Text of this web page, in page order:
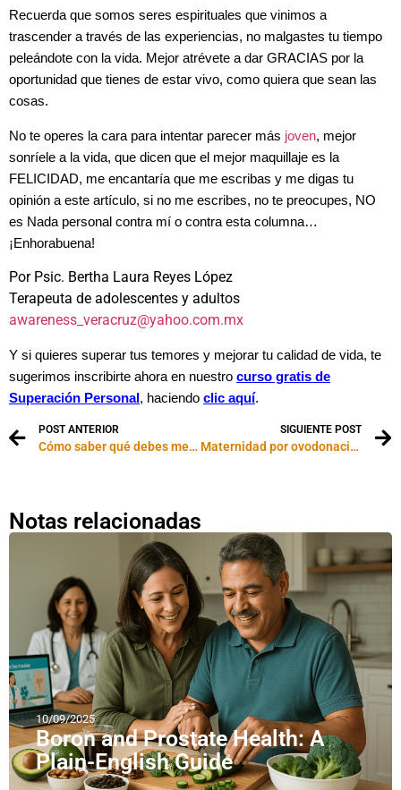
Recuerda que somos seres espirituales que vinimos a
trascender a través de las experiencias, no malgastes tu tiempo
peleándote con la vida. Mejor atrévete a dar GRACIAS por la
oportunidad que tienes de estar vivo, como quiera que sean las
cosas.
No te operes la cara para intentar parecer más joven, mejor
sonríele a la vida, que dicen que el mejor maquillaje es la
FELICIDAD, me encantaría que me escribas y me digas tu
opinión a este artículo, si no me escribes, no te preocupes, NO
es Nada personal contra mí o contra esta columna…
¡Enhorabuena!
Por Psic. Bertha Laura Reyes López
Terapeuta de adolescentes y adultos
awareness_veracruz@yahoo.com.mx
Y si quieres superar tus temores y mejorar tu calidad de vida, te
sugerimos inscribirte ahora en nuestro curso gratis de
Superación Personal, haciendo clic aquí.
POST ANTERIOR
Cómo saber qué debes mejorar en ti mismo
SIGUIENTE POST
Maternidad por ovodonación
Notas relacionadas
10/09/2025
Boron and Prostate Health: A
Plain-English Guide